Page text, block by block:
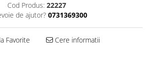
Cod Produs: 22227
de ajutor? 0731369300
Favorite Cere informatii